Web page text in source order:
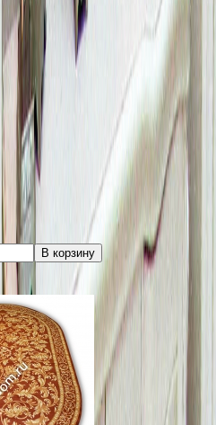
В корзину